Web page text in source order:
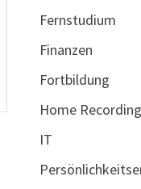
Fernstudium
Finanzen
Fortbildung
Home Recording
IT